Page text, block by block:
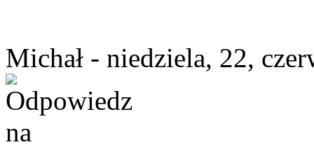
Michał - niedziela, 22,